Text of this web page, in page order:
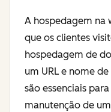
A hospedagem na
que os clientes
hospedagem de
um URL e nome
são essenciais
manutenção de